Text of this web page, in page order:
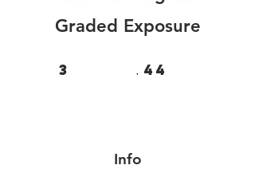
Graded Exposure
3 3 settimane
44
Info